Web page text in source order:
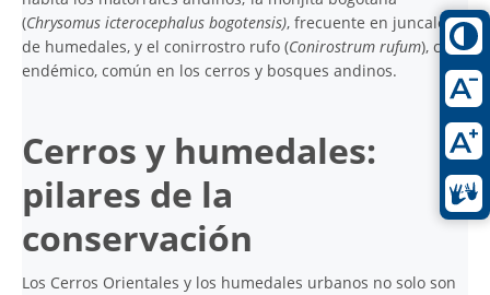
(Chrysomus icterocephalus bogotensis), frecuente en juncales
de humedales, y el conirrostro rufo (Conirostrum rufum), casi
endémico, común en los cerros y bosques andinos.
Cerros y humedales:
pilares de la
conservación
Los Cerros Orientales y los humedales urbanos no solo son